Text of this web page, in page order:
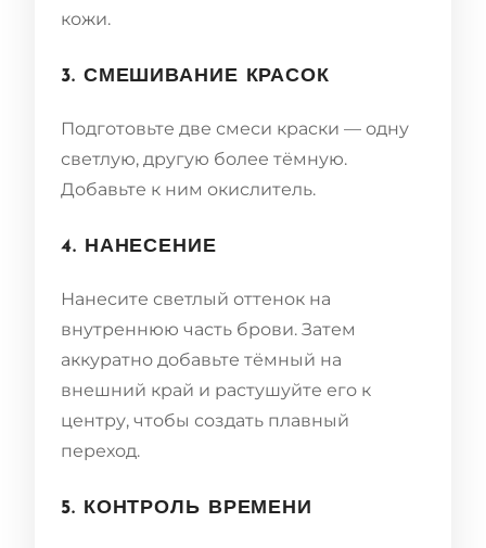
кожи.
3. СМЕШИВАНИЕ КРАСОК
Подготовьте две смеси краски — одну
светлую, другую более тёмную.
Добавьте к ним окислитель.
4. НАНЕСЕНИЕ
Нанесите светлый оттенок на
внутреннюю часть брови. Затем
аккуратно добавьте тёмный на
внешний край и растушуйте его к
центру, чтобы создать плавный
переход.
5. КОНТРОЛЬ ВРЕМЕНИ